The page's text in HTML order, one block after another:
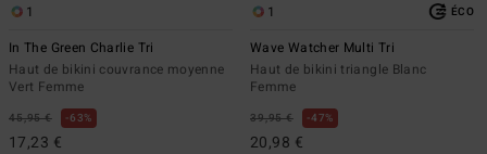
1
In The Green Charlie Tri
Haut de bikini couvrance moyenne
Vert Femme
45,95 € 63%
17,23 €
1 ÉCO
Wave Watcher Multi Tri
Haut de bikini triangle Blanc
Femme
39,95 € 47%
20,98 €